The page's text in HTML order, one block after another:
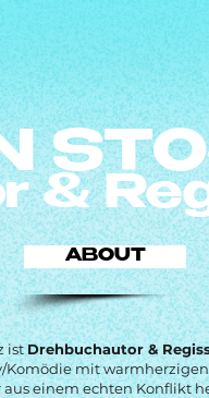
&
ABOUT
istDrehbuchautor &
Komödie mit
einem echten Konflikt